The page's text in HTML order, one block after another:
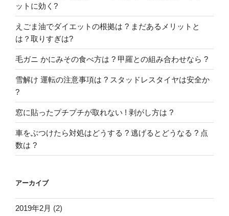
ットに効く?
えごま油でダイエットの根拠は ? まだあるメリットと
は？取りすぎは?
毛ガニ かにみその食べ方は ? 甲羅との組み合わせなら ?
雪解け 運転の注意事項は ? スタッドレスタイヤは安全か
?
窓に貼ったプチプチが取れない ! 剥がし方は ?
車をぶつけたら対処はどうする ? 逃げるとどうなる ? 点
数は ?
アーカイブ
2019年2月 (2)